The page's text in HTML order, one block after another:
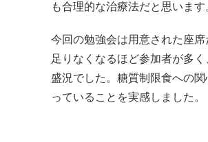
も合理的な治療法だと思います
今回の勉強会は用意された座席
足りなくなるほど参加者が多く
盛況でした。糖質制限食への関
っていることを実感しました。